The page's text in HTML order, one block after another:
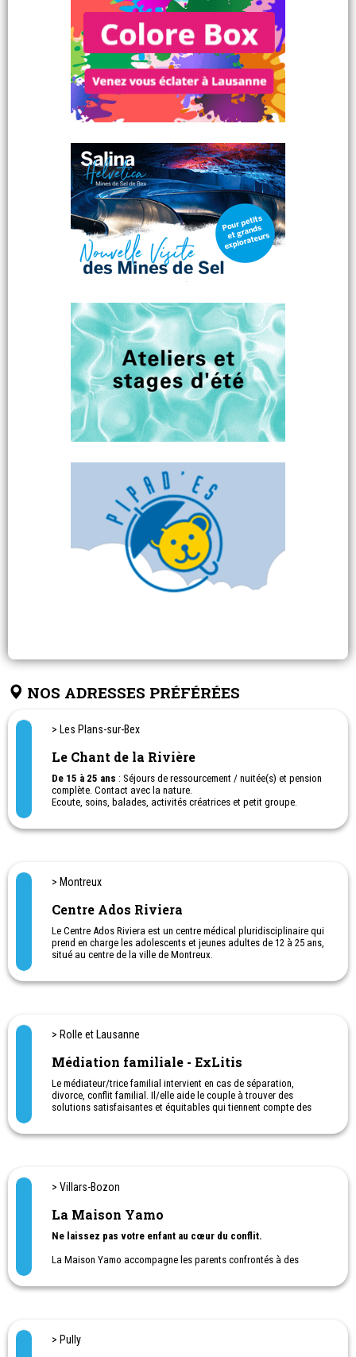
NOS ADRESSES PRÉFÉRÉES
> Les Plans-sur-Bex
Le Chant de la Rivière
De 15 à 25 ans : Séjours de ressourcement / nuitée(s) et pension
complète. Contact avec la nature.
Ecoute, soins, balades, activités créatrices et petit groupe.
> Montreux
Centre Ados Riviera
Le Centre Ados Riviera est un centre médical pluridisciplinaire qui
prend en charge les adolescents et jeunes adultes de 12 à 25 ans,
situé au centre de la ville de Montreux.
> Rolle et Lausanne
Médiation familiale - ExLitis
Le médiateur/trice familial intervient en cas de séparation,
divorce, conflit familial. Il/elle aide le couple à trouver des
solutions satisfaisantes et équitables qui tiennent compte des
> Villars-Bozon
La Maison Yamo
Ne laissez pas votre enfant au cœur du conflit.
La Maison Yamo accompagne les parents confrontés à des
Accompagnement privé, confidentiel et complémentaire aux
> Pully